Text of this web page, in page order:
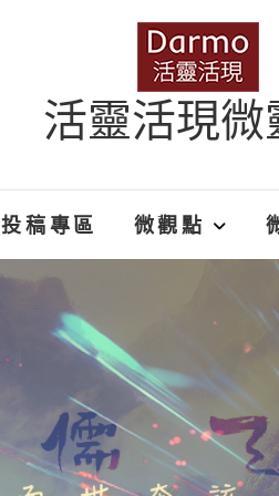
活靈活現微
投稿專區 微觀點